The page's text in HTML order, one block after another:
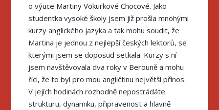
o výuce Martiny Vokurkové Chocové. Jako
studentka vysoké školy jsem již prošla mnohými
kurzy anglického jazyka a tak mohu soudit, že
Martina je jednou z nejlepší českých lektorů, se
kterými jsem se doposud setkala. Kurzy s ní
jsem navštěvovala dva roky v Berouně a mohu
říci, že to byl pro mou angličtinu největší přínos.
V jejích hodinách rozhodně nepostrádáte
strukturu, dynamiku, připravenost a hlavně